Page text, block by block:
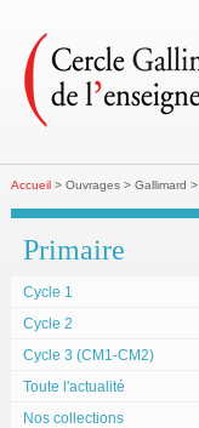
Accueil > Ouvrages > Gallimard >
Primaire
Cycle 1
Cycle 2
Cycle 3 (CM1-CM2)
Toute l'actualité
Nos collections